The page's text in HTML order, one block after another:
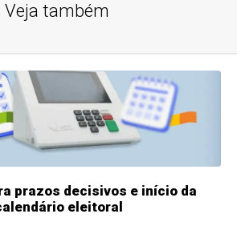
Veja também
prazos decisivos e início da
eleitoral